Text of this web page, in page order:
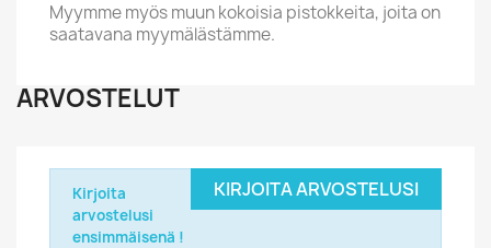
Myymme myös muun kokoisia pistokkeita, joita on
saatavana myymälästämme.
ARVOSTELUT
KIRJOITA ARVOSTELUSI
Kirjoita
arvostelusi
ensimmäisenä !